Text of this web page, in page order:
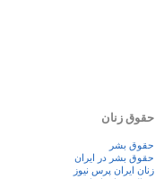
حقوق زنان
حقوق بشر
حقوق بشر در ایران
زنان ايران پرس نيوز